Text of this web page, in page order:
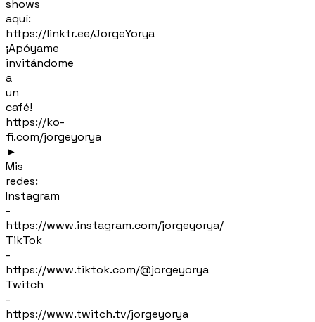
shows
aquí:
https://linktr.ee/JorgeYorya
¡Apóyame
invitándome
a
un
café!
https://ko-
fi.com/jorgeyorya
►
Mis
redes:
Instagram
-
https://www.instagram.com/jorgeyorya/
TikTok
-
https://www.tiktok.com/@jorgeyorya
Twitch
-
https://www.twitch.tv/jorgeyorya